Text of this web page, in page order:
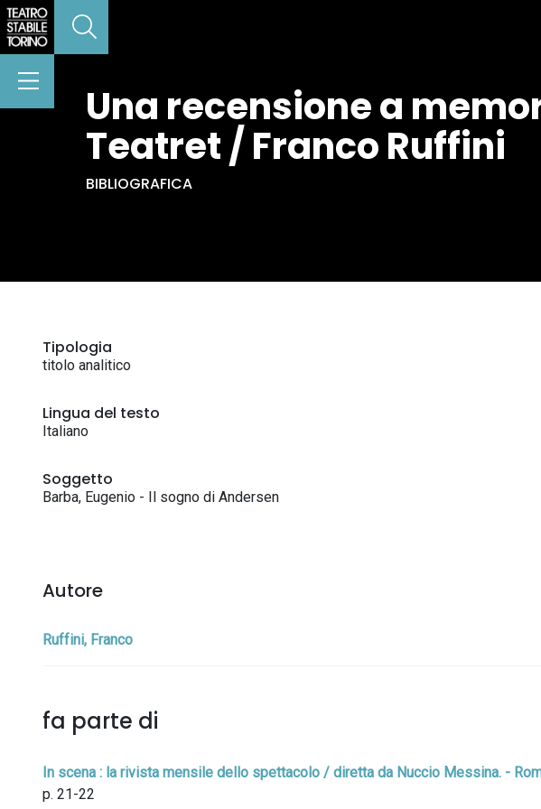
Una recensione a
Teatret / Franco Ruffini
BIBLIOGRAFICA
Tipologia
titolo analitico
Lingua del testo
Italiano
Soggetto
Barba, Eugenio - Il sogno di Andersen
Autore
Ruffini, Franco
fa parte di
In scena : la rivista mensile dello spettacolo / diretta da Nuccio Messina. -
p. 21-22